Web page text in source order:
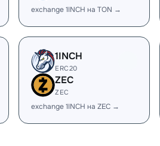
exchange 1INCH на TON →
1INCH
ERC20
ZEC
ZEC
exchange 1INCH на ZEC →